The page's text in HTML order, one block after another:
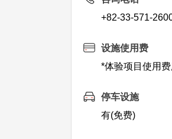
+82-33-571-
设施使用费
*体验项目使用
停车设施
有(免费)